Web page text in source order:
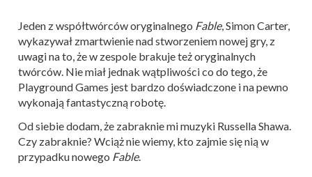
Jeden z współtwórców oryginalnego Fable, Simon Carter,
wykazywał zmartwienie nad stworzeniem nowej gry, z
uwagi na to, że w zespole brakuje też oryginalnych
twórców. Nie miał jednak wątpliwości co do tego, że
Playground Games jest bardzo doświadczone i na pewno
wykonają fantastyczną robotę.
Od siebie dodam, że zabraknie mi muzyki Russella Shawa.
Czy zabraknie? Wciąż nie wiemy, kto zajmie się nią w
przypadku nowego Fable.